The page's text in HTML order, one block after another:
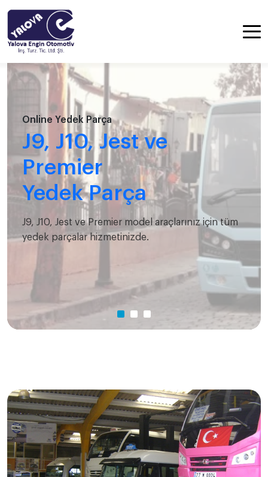
Online Yedek Parça
J9, J10, Jest ve
Premier
Yedek Parça
J9, J10, Jest ve Premier model araçlarınız için tüm
yedek parçalar hizmetinizde.